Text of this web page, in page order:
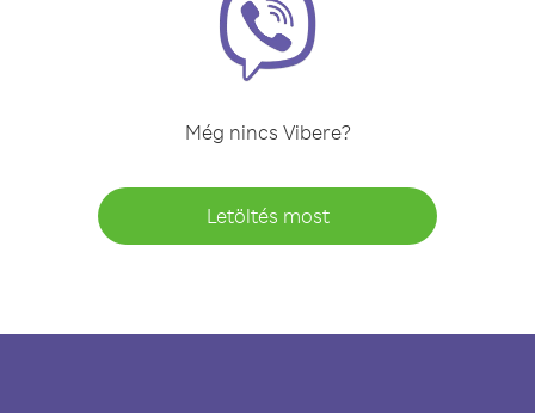
Még nincs Vibere?
Letöltés most